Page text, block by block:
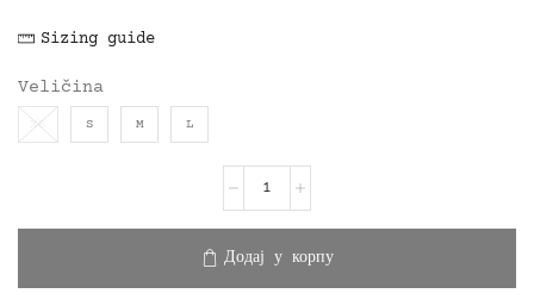
Sizing guide
Veličina
XS S M L
Додај у корпу